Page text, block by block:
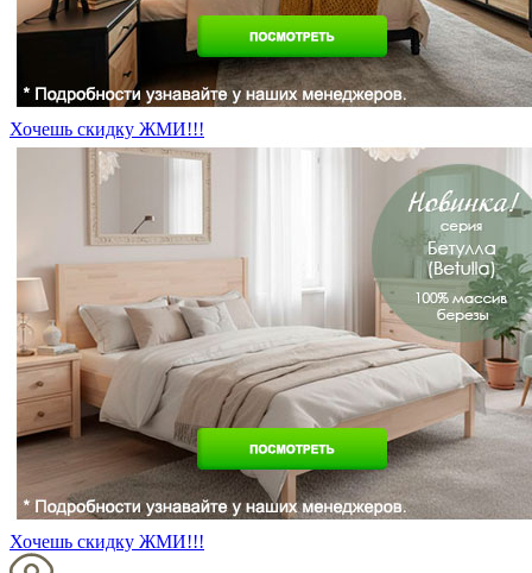
Хочешь скидку ЖМИ!!!
Хочешь скидку ЖМИ!!!